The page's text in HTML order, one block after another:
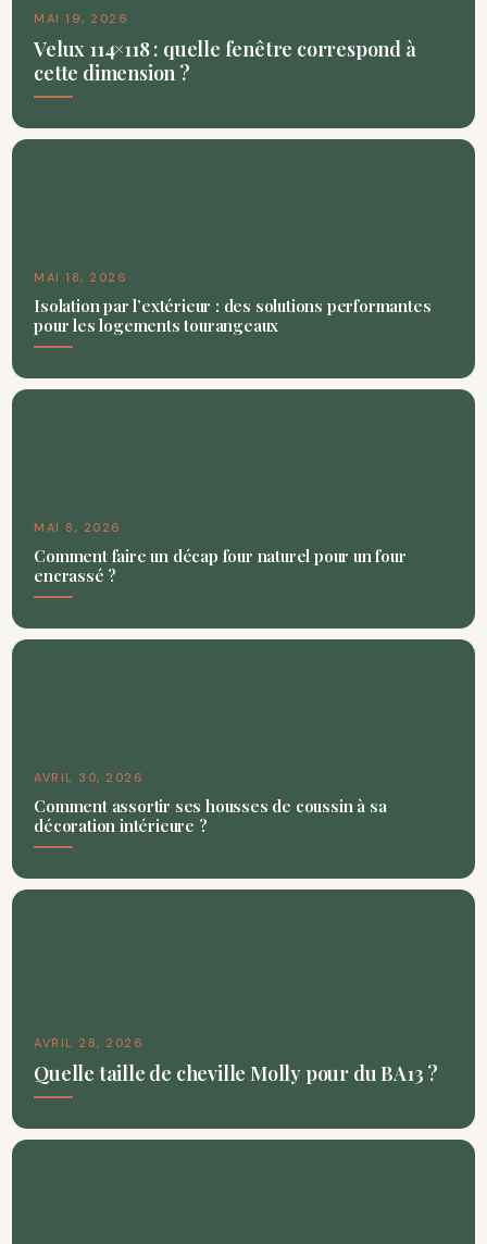
MAI 19, 2026
Velux 114×118 : quelle fenêtre correspond à
cette dimension ?
MAI 18, 2026
Isolation par l’extérieur : des solutions performantes
pour les logements tourangeaux
MAI 8, 2026
Comment faire un décap four naturel pour un four
encrassé ?
AVRIL 30, 2026
Comment assortir ses housses de coussin à sa
décoration intérieure ?
AVRIL 28, 2026
Quelle taille de cheville Molly pour du BA13 ?